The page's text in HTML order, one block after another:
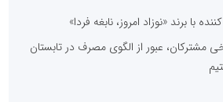
با برند «نوزاد امروز، نابغه فردا»
مشترکان، عبور از الگوی مصرف در تابستان